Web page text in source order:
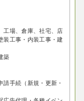
工場、倉庫、社宅、店
装工事・内装工事・建
築
手続（新規・更新・